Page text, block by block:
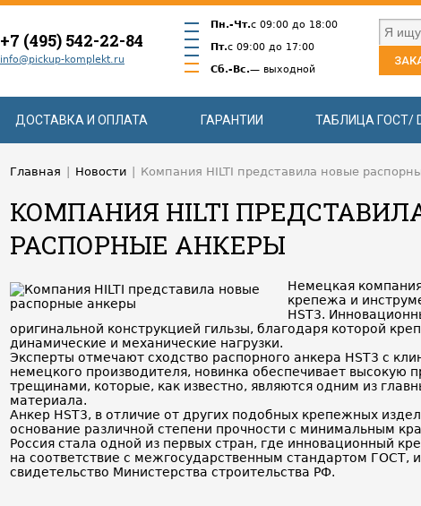
+7 (495) 542-22-84
info@pickup-komplekt.ru
Пн.-Чт.с 09:00 до 18:00
Пт.с 09:00 до 17:00
Сб.-Вс.— выходной
ДОСТАВКА И ОПЛАТА ГАРАНТИИ ТАБЛИЦА ГОСТ/
Главная Новости Компания HILTI представила новые
КОМПАНИЯ HILTI
РАСПОРНЫЕ АНКЕРЫ
Немецкая
крепежа и
HST3.
оригинальной конструкцией гильзы, благодаря которой
динамические и механические нагрузки.
Эксперты отмечают сходство распорного анкера HST3 с
немецкого производителя, новинка обеспечивает высокую
трещинами, которые, как известно, являются одним из
материала.
Анкер HST3, в отличие от других подобных крепежных
основание различной степени прочности с минимальным
Россия стала одной из первых стран, где инновационный
на соответствие с межгосударственным стандартом ГОСТ,
свидетельство Министерства строительства РФ.